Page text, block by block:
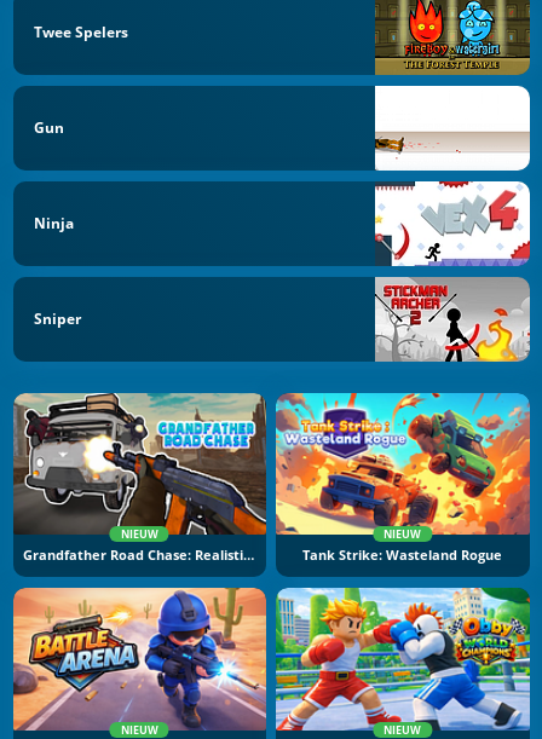
Twee Spelers
Gun
Ninja
Sniper
NIEUW
Grandfather Road Chase: Realistic Shooter
NIEUW
Tank Strike: Wasteland Rogue
NIEUW NIEUW